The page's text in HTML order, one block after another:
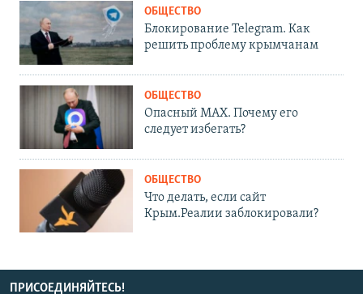
ОБЩЕСТВО
Блокирование Telegram. Как
решить проблему крымчанам
ОБЩЕСТВО
Опасный MAX. Почему его
следует избегать?
ОБЩЕСТВО
Что делать, если сайт
Крым.Реалии заблокировали?
ПРИСОЕДИНЯЙТЕСЬ!